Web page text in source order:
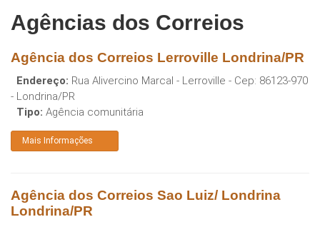
Agências dos Correios
Agência dos Correios Lerroville Londrina/PR
Endereço: Rua Alivercino Marcal - Lerroville - Cep: 86123-970
- Londrina/PR
Tipo: Agência comunitária
Mais Informações
Agência dos Correios Sao Luiz/ Londrina
Londrina/PR